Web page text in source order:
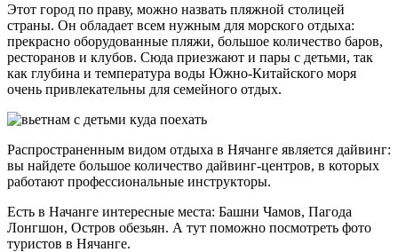
Этот город по праву, можно назвать пляжной столицей
страны. Он обладает всем нужным для морского отдыха:
прекрасно оборудованные пляжи, большое количество баров,
ресторанов и клубов. Сюда приезжают и пары с детьми, так
как глубина и температура воды Южно-Китайского моря
очень привлекательны для семейного отдых.
Распространенным видом отдыха в Нячанге является дайвинг:
вы найдете большое количество дайвинг-центров, в которых
работают профессиональные инструкторы.
Есть в Начанге интересные места: Башни Чамов, Пагода
Лонгшон, Остров обезьян. А тут поможно посмотреть фото
туристов в Нячанге.